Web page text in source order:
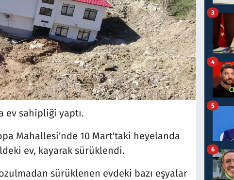
ev sahipliği yaptı.
Mahallesi'nde 10 Mart'taki heyelanda
ev, kayarak sürüklendi.
sürüklenen evdeki bazı eşyalar
3
4
5
6